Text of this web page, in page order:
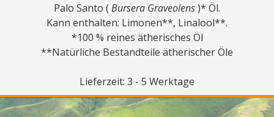
Palo Santo ( Bursera Graveolens)* Öl.
Kann enthalten: Limonen**, Linalool**.
*100 % reines ätherisches Öl
**Natürliche Bestandteile ätherischer Öle
Lieferzeit: 3 - 5 Werktage